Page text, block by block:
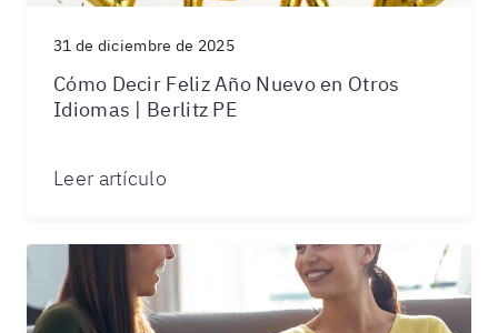
31 de diciembre de 2025
Cómo Decir Feliz Año Nuevo en Otros
Idiomas | Berlitz PE
Leer artículo